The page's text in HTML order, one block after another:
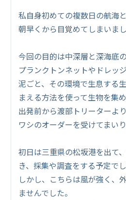
私自身初めての複数日の航海
朝早くから目覚めてしまいまし
今回の目的は中深層と深海底
プランクトンネットやドレッ
泥ごと、その環境で生息する
まえる方法を使って生物を集め
出発前から渡部トリーターよ
ワシのオーダーを受けてまいり
初日は三重県の松坂港を出て
き、採集や調査をする予定でし
しかし、こちらは風が強く、
ませんでした。